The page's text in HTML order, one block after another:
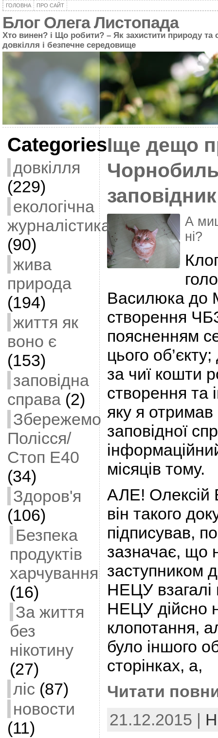
ГОЛОВНА ПРО САЙТ
Блог Олега Листопада
Хто винен? і Що робити? – Як захистити природу та
довкілля і безпечне середовище
Categories
довкілля
(229)
екологічна
журналістика
(90)
жива
природа
(194)
життя як
воно є
(153)
заповідна
справа(2)
Збережемо
Полісся/
Стоп Е40
(34)
Здоров'я
(106)
Безпека
продуктів
харчування
(16)
За життя
без
нікотину
(27)
ліс (87)
новости
(11)
Іще дещо
заповідник
А
ні?
Василюка до
створення
поясненням
цього
за чиї кошти
створення та
яку я
заповідної
місяців тому.
АЛЕ! Олексій
він такого
підписував,
зазначає, що
заступником
НЕЦУ взагалі
НЕЦУ дійсно
клопотання,
було іншого
сторінках, а,
Читати
21.12.2015 |